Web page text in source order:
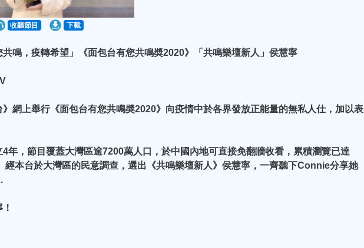
收聽節目 下載
鳴，疫轉希望」《面包台有您共鳴奬2020》「共鳴樂壇新人」侯慧寧
》網上舉行《面包台有您共鳴奬2020》向疫情中於各界發放正能量的無私人仕，加以表
4年，節目覆蓋大灣區逾7200萬人口，於中國內地可直接免翻牆收看，累積瀏覽已達
經本台於大灣區的民意調查，選出《共鳴樂壇新人》侯慧寧，一齊聽下Connie分享她